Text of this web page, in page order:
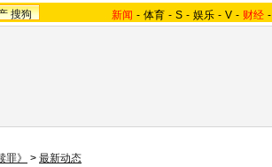
搜狗 新闻 - 体育 - S - 娱乐 - V - 财经 -
罪》 > 最新动态